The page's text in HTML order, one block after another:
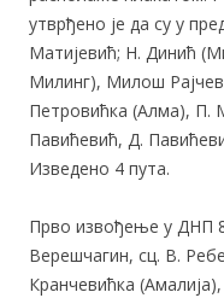
утврђено је да су у
Матијевић; Н. Динић
Милинг), Милош
Петровићка (Алма), П.
Павићевић, Д.
Изведено 4 пута.
Прво извођење у ДНП
Верешчагин, сц. В.
Кранчевићка